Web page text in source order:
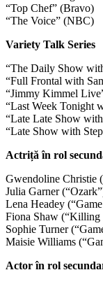
“Top Chef” (Bravo)
“The Voice” (NBC)
Variety Talk Series
“The Daily Show
“Full Frontal with
“Jimmy Kimmel
“Last Week Tonight
“Late Late Show
“Late Show with
Actriță în rol
Gwendoline Christie
Julia Garner
Lena Headey
Fiona Shaw (“Killing
Sophie Turner
Maisie Williams
Actor în rol